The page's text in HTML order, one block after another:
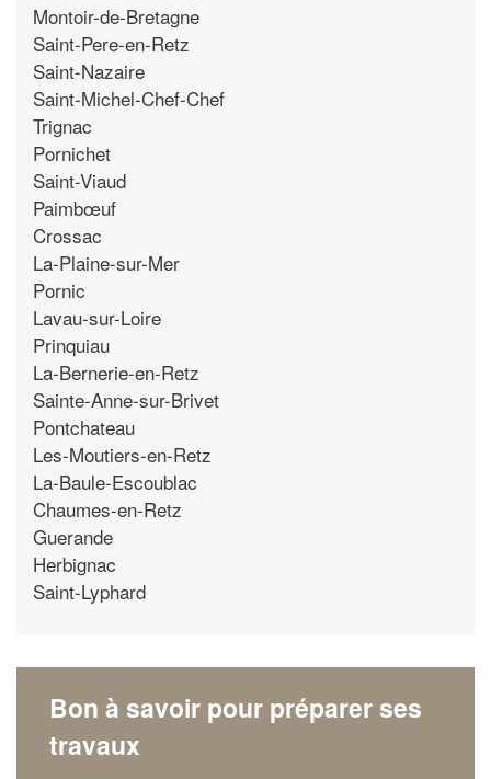
Montoir-de-Bretagne
Saint-Pere-en-Retz
Saint-Nazaire
Saint-Michel-Chef-Chef
Trignac
Pornichet
Saint-Viaud
Paimbœuf
Crossac
La-Plaine-sur-Mer
Pornic
Lavau-sur-Loire
Prinquiau
La-Bernerie-en-Retz
Sainte-Anne-sur-Brivet
Pontchateau
Les-Moutiers-en-Retz
La-Baule-Escoublac
Chaumes-en-Retz
Guerande
Herbignac
Saint-Lyphard
Bon à savoir pour préparer ses
travaux